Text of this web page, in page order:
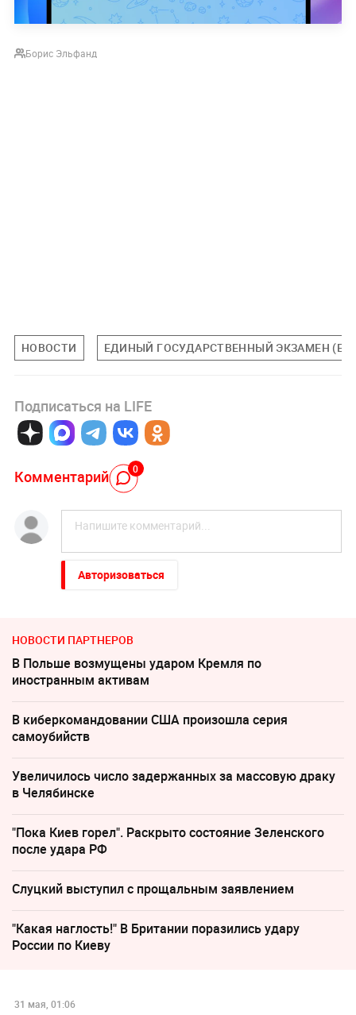
Борис Эльфанд
НОВОСТИ ЕДИНЫЙ ГОСУДАРСТВЕННЫЙ ЭКЗАМЕН
Подписаться на LIFE
Комментарий 0
Авторизоваться
НОВОСТИ ПАРТНЕРОВ
В Польше возмущены ударом Кремля по
иностранным активам
В киберкомандовании США произошла серия
самоубийств
Увеличилось число задержанных за массовую драку
в Челябинске
"Пока Киев горел". Раскрыто состояние Зеленского
после удара РФ
Слуцкий выступил с прощальным заявлением
"Какая наглость!" В Британии поразились удару
России по Киеву
31 мая, 01:06